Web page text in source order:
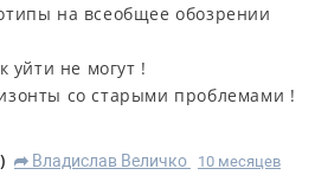
на всеобщее обозрении
уйти не могут !
со старыми проблемами !
) R Владислав Величко
10 месяцев